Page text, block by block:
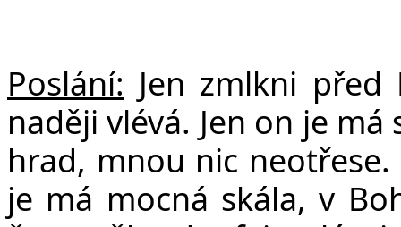
Poslání: Jen zmlkni
naději vlévá. Jen on je
hrad, mnou nic
je má mocná skála, v